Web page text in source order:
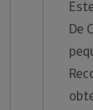
De